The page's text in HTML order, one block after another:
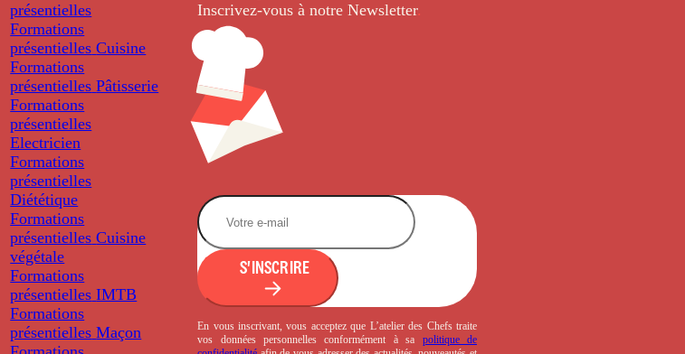
présentielles
Formations
présentielles Cuisine
Formations
présentielles Pâtisserie
Formations
présentielles
Electricien
Formations
présentielles
Diététique
Formations
présentielles Cuisine
végétale
Formations
présentielles IMTB
Formations
présentielles Maçon
Inscrivez-vous à notre Newsletter.
S'INSCRIRE
En vous inscrivant, vous acceptez que L’atelier des Chefs traite
vos données personnelles conformément à sa politique de